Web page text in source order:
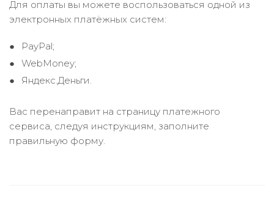
Для оплаты вы можете воспользоваться одной из
электронных платёжных систем:
PayPal;
WebMoney;
Яндекс.Деньги.
Вас перенаправит на страницу платежного
сервиса, следуя инструкциям, заполните
правильную форму.